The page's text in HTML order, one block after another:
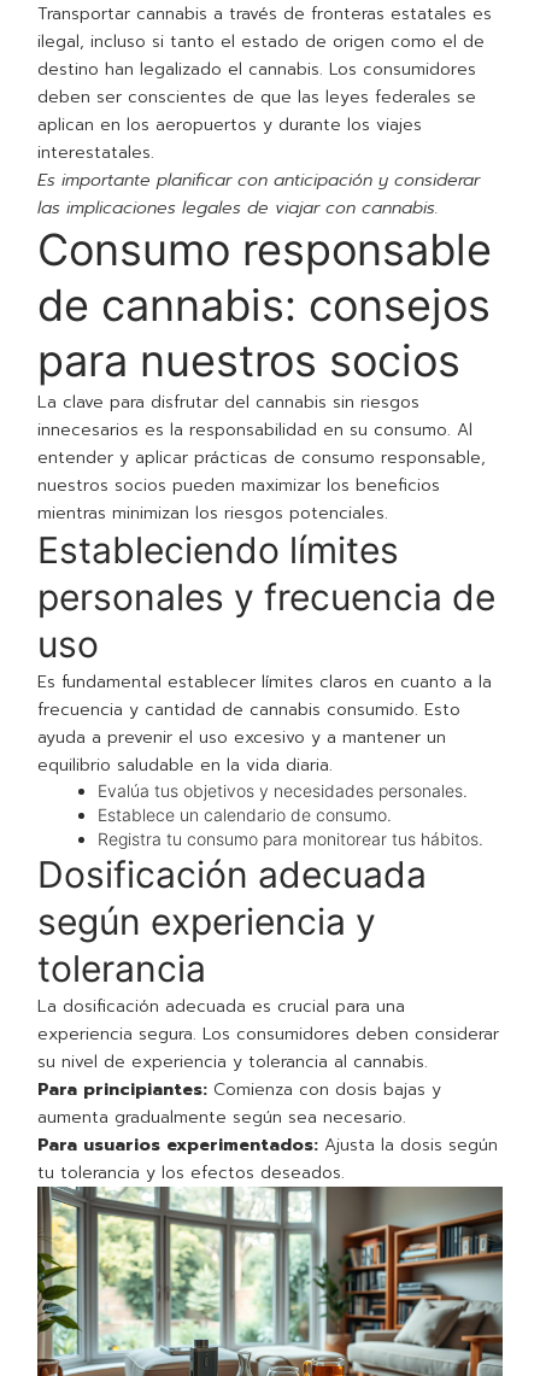
Transportar cannabis a través de fronteras estatales es
ilegal, incluso si tanto el estado de origen como el de
destino han legalizado el cannabis. Los consumidores
deben ser conscientes de que las leyes federales se
aplican en los aeropuertos y durante los viajes
interestatales.
Es importante planificar con anticipación y considerar
las implicaciones legales de viajar con cannabis.
Consumo responsable
de cannabis: consejos
para nuestros socios
La clave para disfrutar del cannabis sin riesgos
innecesarios es la responsabilidad en su consumo. Al
entender y aplicar prácticas de consumo responsable,
nuestros socios pueden maximizar los beneficios
mientras minimizan los riesgos potenciales.
Estableciendo límites
personales y frecuencia de
uso
Es fundamental establecer límites claros en cuanto a la
frecuencia y cantidad de cannabis consumido. Esto
ayuda a prevenir el uso excesivo y a mantener un
equilibrio saludable en la vida diaria.
Evalúa tus objetivos y necesidades personales.
Establece un calendario de consumo.
Registra tu consumo para monitorear tus hábitos.
Dosificación adecuada
según experiencia y
tolerancia
La dosificación adecuada es crucial para una
experiencia segura. Los consumidores deben considerar
su nivel de experiencia y tolerancia al cannabis.
Para principiantes: Comienza con dosis bajas y
aumenta gradualmente según sea necesario.
Para usuarios experimentados: Ajusta la dosis según
tu tolerancia y los efectos deseados.